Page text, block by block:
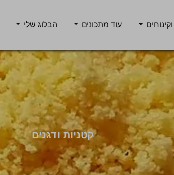
עוד מתכונים הבלוג שלי
קטניות ודגנים